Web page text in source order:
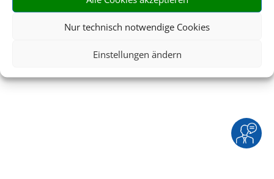
Nur technisch notwendige Cookies
Einstellungen ändern
©2026 • Schmetterling